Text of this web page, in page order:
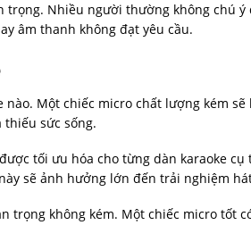
Nhiều người thường không chú ý
âm thanh không đạt yêu cầu.
Một chiếc micro chất lượng kém
sức sống.
tối ưu hóa cho từng dàn karaoke
sẽ ảnh hưởng lớn đến trải nghiệm
trọng không kém. Một chiếc micro tốt